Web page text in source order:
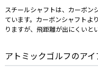
スチールシャフトは、カーボン
ています。カーボンシャフトよ
りますが、飛距離が出にくいと
アトミックゴルフのア